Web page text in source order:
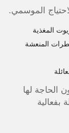
الموسمي.
المغذية
المنعشة
الحاجة لها
متواصلة بفعالية